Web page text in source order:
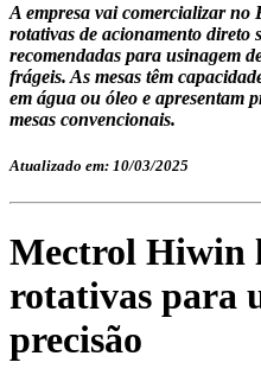
A empresa vai comercializar no
rotativas de acionamento direto
recomendadas para usinagem
frágeis. As mesas têm
em água ou óleo e apresentam
mesas convencionais.
Atualizado em: 10/03/2025
Mectrol Hiwin
rotativas para
precisão